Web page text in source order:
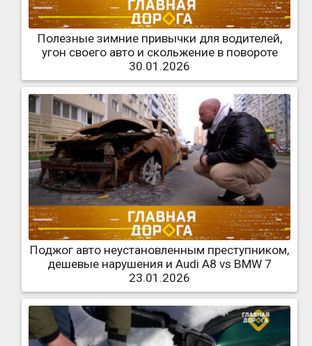
Полезные зимние привычки для водителей,
угон своего авто и скольжение в повороте
30.01.2026
Поджог авто неустановленным преступником,
дешевые нарушения и Audi A8 vs BMW 7
23.01.2026